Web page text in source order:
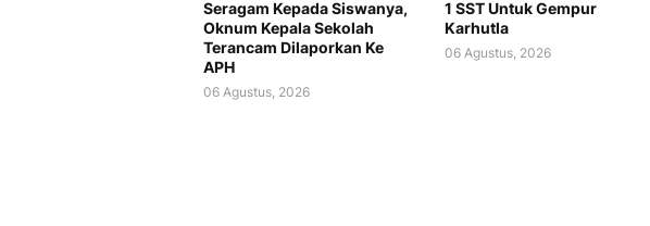
Seragam Kepada Siswanya,
Oknum Kepala Sekolah
Terancam Dilaporkan Ke
APH
06 Agustus, 2026
1 SST Untuk Gempur
Karhutla
06 Agustus, 2026